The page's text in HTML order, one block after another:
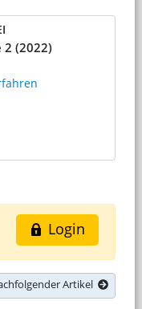
2 (2022)
Login
Artikel